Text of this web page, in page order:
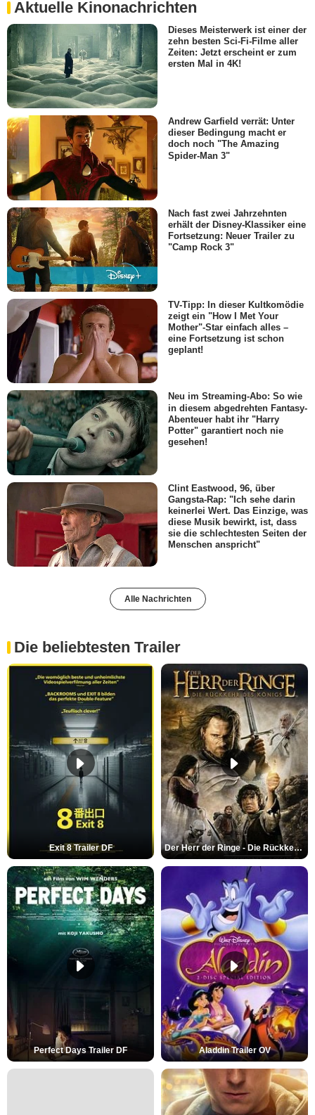
Aktuelle Kinonachrichten
Dieses Meisterwerk ist einer der
zehn besten Sci-Fi-Filme aller
Zeiten: Jetzt erscheint er zum
ersten Mal in 4K!
Andrew Garfield verrät: Unter
dieser Bedingung macht er
doch noch "The Amazing
Spider-Man 3"
Nach fast zwei Jahrzehnten
erhält der Disney-Klassiker eine
Fortsetzung: Neuer Trailer zu
"Camp Rock 3"
TV-Tipp: In dieser Kultkomödie
zeigt ein "How I Met Your
Mother"-Star einfach alles –
eine Fortsetzung ist schon
geplant!
Neu im Streaming-Abo: So wie
in diesem abgedrehten Fantasy-
Abenteuer habt ihr "Harry
Potter" garantiert noch nie
gesehen!
Clint Eastwood, 96, über
Gangsta-Rap: "Ich sehe darin
keinerlei Wert. Das Einzige, was
diese Musik bewirkt, ist, dass
sie die schlechtesten Seiten der
Menschen anspricht"
Alle Nachrichten
Die beliebtesten Trailer
Exit 8 Trailer DF Der Herr der Ringe - Die Rückkehr des Königs Trailer OV
Perfect Days Trailer DF Aladdin Trailer OV